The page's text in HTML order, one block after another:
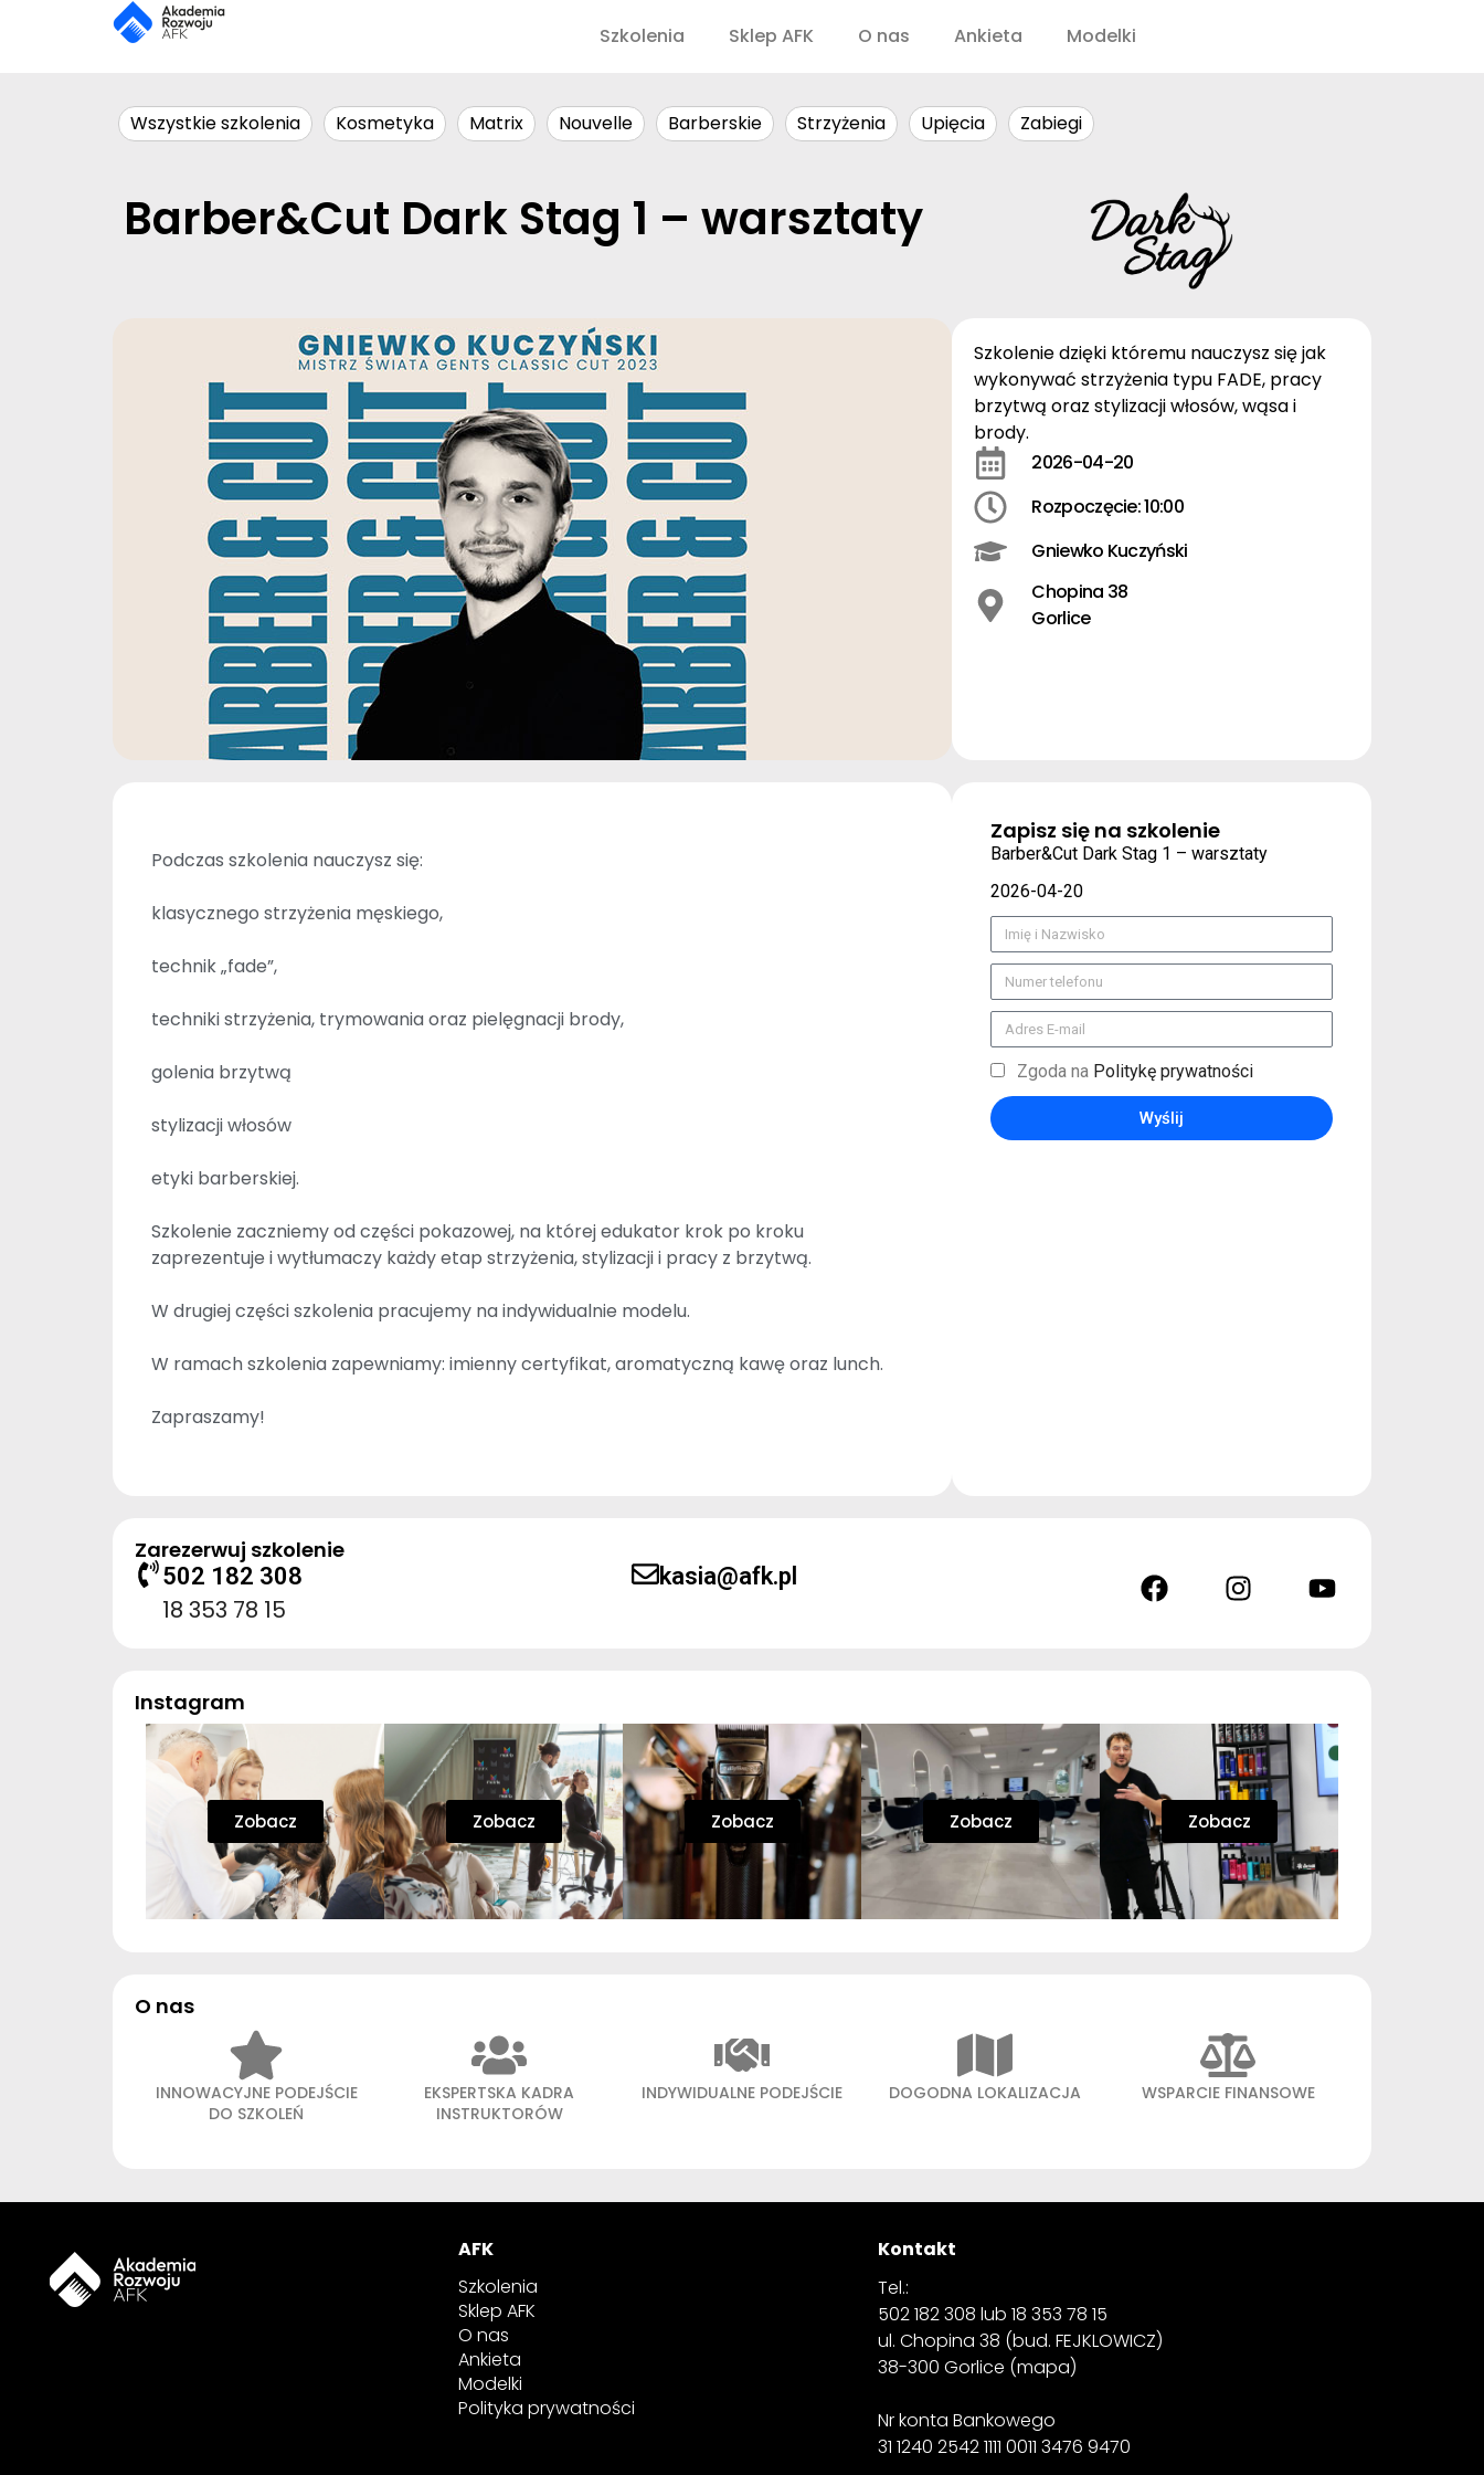
Szkolenia Sklep AFK O nas Ankieta Modelki
Wszystkie szkolenia Kosmetyka Matrix Nouvelle Barberskie Strzyżenia Upięcia Zabiegi
Barber&Cut Dark Stag 1 – warsztaty
Szkolenie dzięki któremu nauczysz się jak
wykonywać strzyżenia typu FADE, pracy
brzytwą oraz stylizacji włosów, wąsa i
brody.
2026-04-20
Rozpoczęcie: 10:00
Gniewko Kuczyński
Chopina 38
Gorlice
Podczas szkolenia nauczysz się:
klasycznego strzyżenia męskiego,
technik „fade”,
techniki strzyżenia, trymowania oraz pielęgnacji brody,
golenia brzytwą
stylizacji włosów
etyki barberskiej.
Szkolenie zaczniemy od części pokazowej, na której edukator krok po kroku
zaprezentuje i wytłumaczy każdy etap strzyżenia, stylizacji i pracy z brzytwą.
W drugiej części szkolenia pracujemy na indywidualnie modelu.
W ramach szkolenia zapewniamy: imienny certyfikat, aromatyczną kawę oraz lunch.
Zapraszamy!
Zapisz się na szkolenie
Barber&Cut Dark Stag 1 – warsztaty
2026-04-20
Zgoda na Politykę prywatności
Wyślij
Zarezerwuj szkolenie
502 182 308
18 353 78 15
kasia@afk.pl
Instagram
Zobacz Zobacz Zobacz Zobacz Zobacz
O nas
INNOWACYJNE PODEJŚCIE
DO SZKOLEŃ
EKSPERTSKA KADRA
INSTRUKTORÓW
INDYWIDUALNE PODEJŚCIE DOGODNA LOKALIZACJA WSPARCIE FINANSOWE
AFK
Szkolenia
Sklep AFK
O nas
Ankieta
Modelki
Polityka prywatności
Kontakt
Tel.:
502 182 308 lub 18 353 78 15 ‍
ul. Chopina 38 (bud. FEJKLOWICZ)
38-300 Gorlice (mapa)
Nr konta Bankowego
31 1240 2542 1111 0011 3476 9470